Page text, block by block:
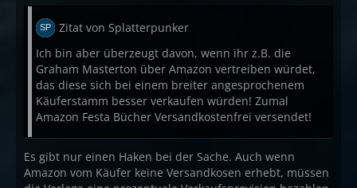
Zitat von Splatterpunker
Ich bin aber überzeugt davon, wenn ihr z.B. die
Graham Masterton über Amazon vertreiben würdet,
das diese sich bei einem breiter angesprochenem
Käuferstamm besser verkaufen würden! Zumal
Amazon Festa Bücher Versandkostenfrei versendet!
Es gibt nur einen Haken bei der Sache. Auch wenn
Amazon vom Käufer keine Versandkosen erhebt, müssen